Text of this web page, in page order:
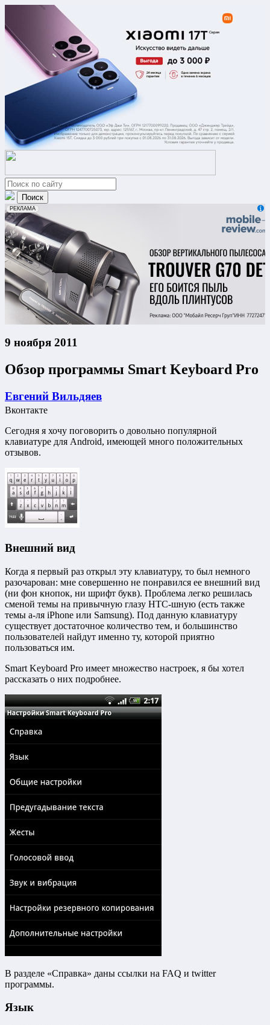
erid: 2VfnxxmNzs5
РЕКЛАМА
9 ноября 2011
Обзор программы Smart Keyboard Pro
Евгений Вильдяев
Вконтакте
Сегодня я хочу поговорить о довольно популярной
клавиатуре для Android, имеющей много положительных
отзывов.
Внешний вид
Когда я первый раз открыл эту клавиатуру, то был немного
разочарован: мне совершенно не понравился ее внешний вид
(ни фон кнопок, ни шрифт букв). Проблема легко решилась
сменой темы на привычную глазу HTC-шную (есть также
темы а-ля iPhone или Samsung). Под данную клавиатуру
существует достаточное количество тем, и большинство
пользователей найдут именно ту, которой приятно
пользоваться им.
Smart Keyboard Pro имеет множество настроек, я бы хотел
рассказать о них подробнее.
В разделе «Справка» даны ссылки на FAQ и twitter
программы.
Язык